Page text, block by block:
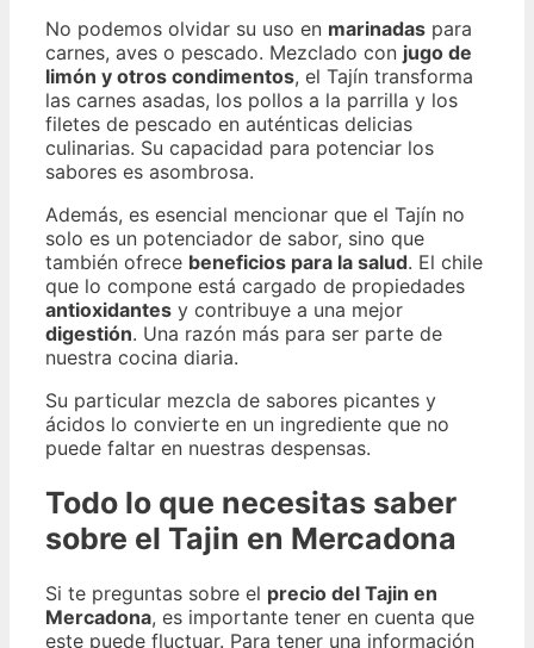
No podemos olvidar su uso en marinadas para
carnes, aves o pescado. Mezclado con jugo de
limón y otros condimentos, el Tajín transforma
las carnes asadas, los pollos a la parrilla y los
filetes de pescado en auténticas delicias
culinarias. Su capacidad para potenciar los
sabores es asombrosa.
Además, es esencial mencionar que el Tajín no
solo es un potenciador de sabor, sino que
también ofrece beneficios para la salud. El chile
que lo compone está cargado de propiedades
antioxidantes y contribuye a una mejor
digestión. Una razón más para ser parte de
nuestra cocina diaria.
Su particular mezcla de sabores picantes y
ácidos lo convierte en un ingrediente que no
puede faltar en nuestras despensas.
Todo lo que necesitas saber
sobre el Tajin en Mercadona
Si te preguntas sobre el precio del Tajin en
Mercadona, es importante tener en cuenta que
este puede fluctuar. Para tener una información